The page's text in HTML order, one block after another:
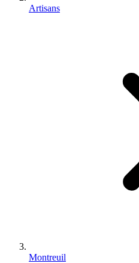
Artisans
Montreuil